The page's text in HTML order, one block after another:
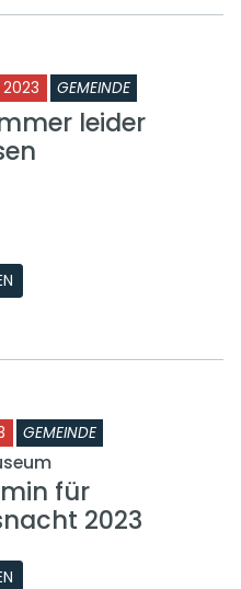
GEMEINDE
leider
GEMEINDE
für
2023